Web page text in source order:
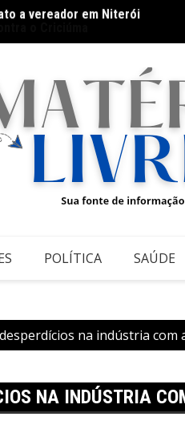
o Criciúma
POLÍTICA SAÚDE
na indústria com
NA INDÚSTRIA